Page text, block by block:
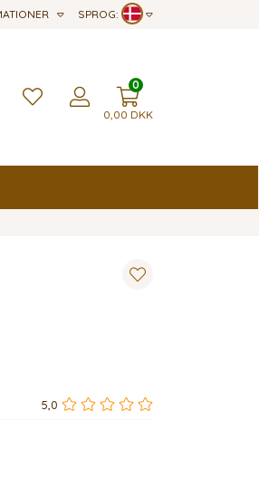
SPROG:
0,00 DKK
0
5,0